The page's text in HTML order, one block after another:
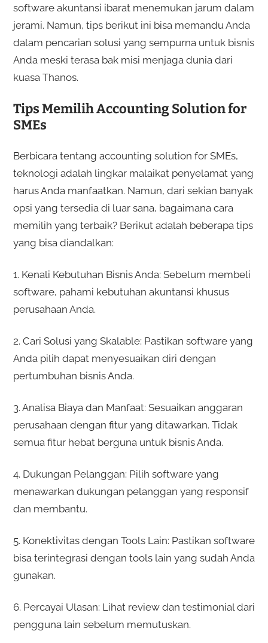
software akuntansi ibarat menemukan jarum dalam
jerami. Namun, tips berikut ini bisa memandu Anda
dalam pencarian solusi yang sempurna untuk bisnis
Anda meski terasa bak misi menjaga dunia dari
kuasa Thanos.
Tips Memilih Accounting Solution for
SMEs
Berbicara tentang accounting solution for SMEs,
teknologi adalah lingkar malaikat penyelamat yang
harus Anda manfaatkan. Namun, dari sekian banyak
opsi yang tersedia di luar sana, bagaimana cara
memilih yang terbaik? Berikut adalah beberapa tips
yang bisa diandalkan:
1. Kenali Kebutuhan Bisnis Anda: Sebelum membeli
software, pahami kebutuhan akuntansi khusus
perusahaan Anda.
2. Cari Solusi yang Skalable: Pastikan software yang
Anda pilih dapat menyesuaikan diri dengan
pertumbuhan bisnis Anda.
3. Analisa Biaya dan Manfaat: Sesuaikan anggaran
perusahaan dengan fitur yang ditawarkan. Tidak
semua fitur hebat berguna untuk bisnis Anda.
4. Dukungan Pelanggan: Pilih software yang
menawarkan dukungan pelanggan yang responsif
dan membantu.
5. Konektivitas dengan Tools Lain: Pastikan software
bisa terintegrasi dengan tools lain yang sudah Anda
gunakan.
6. Percayai Ulasan: Lihat review dan testimonial dari
pengguna lain sebelum memutuskan.